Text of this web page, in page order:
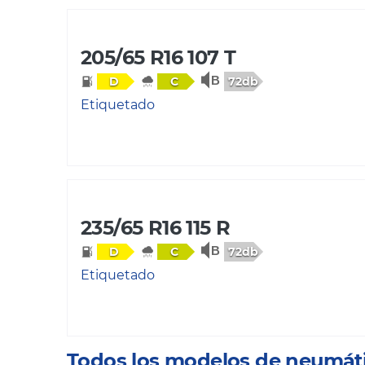
205/65 R16 107 T
D C 72db
Etiquetado
235/65 R16 115 R
D C 72db
Etiquetado
Todos los modelos de